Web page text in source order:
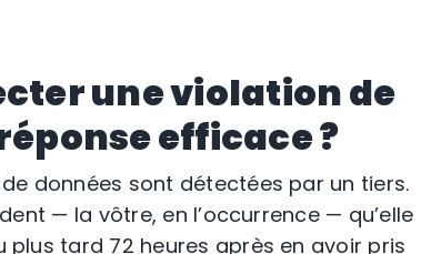
une violation de
efficace ?
données sont détectées par un tiers.
— la vôtre, en l’occurrence — qu’elle
tard 72 heures après en avoir pris